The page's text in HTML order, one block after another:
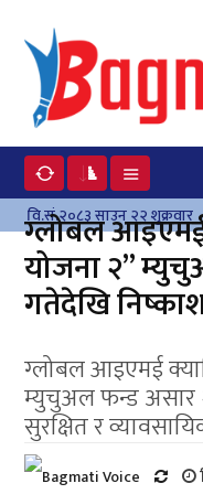
वि.सं.२०८३ साउन २२ शुक्रवार
ग्लोबल
योजना २”
गतेदेखि
ग्लोबल आइएमई
म्युचुअल फन्ड असार
सुरक्षित र